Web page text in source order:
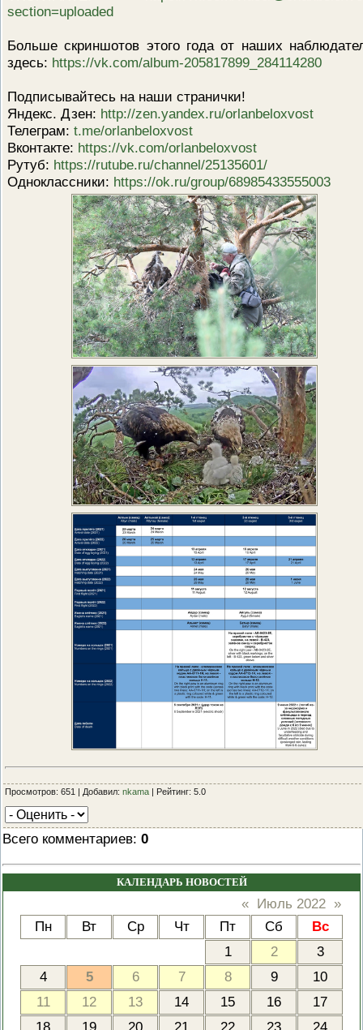
section=uploaded
Больше скриншотов этого года от наших
здесь: https://vk.com/album-205817899_284114280
Подписывайтесь на наши странички!
Яндекс. Дзен: http://zen.yandex.ru/orlanbeloxvost
Телеграм: t.me/orlanbeloxvost
Вконтакте: https://vk.com/orlanbeloxvost
Рутуб: https://rutube.ru/channel/25135601/
Одноклассники: https://ok.ru/group/68985433555003
Просмотров: 651 | Добавил: nkama | Рейтинг: 5.0
Всего комментариев: 0
КАЛЕНДАРЬ НОВОСТЕЙ
« Июль 2022 »
Пн
Вт Ср Чт Пт Сб
Вс
1
2
3
4
5 6 7 8 9
10
11
12 13 14 15 16
17
18
19 20 21 22 23 24